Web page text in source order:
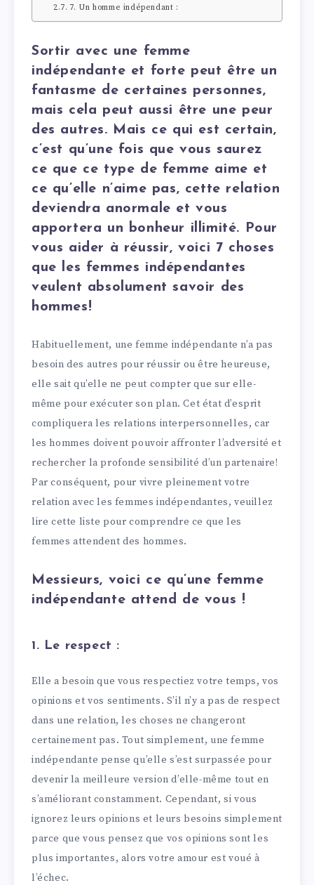
7. Un homme indépendant :
Sortir avec une femme
indépendante et forte peut être un
fantasme de certaines personnes,
mais cela peut aussi être une peur
des autres. Mais ce qui est certain,
c’est qu’une fois que vous saurez
ce que ce type de femme aime et
ce qu’elle n’aime pas, cette relation
deviendra anormale et vous
apportera un bonheur illimité. Pour
vous aider à réussir, voici 7 choses
que les femmes indépendantes
veulent absolument savoir des
hommes!
Habituellement, une femme indépendante n’a pas
besoin des autres pour réussir ou être heureuse,
elle sait qu’elle ne peut compter que sur elle-
même pour exécuter son plan. Cet état d’esprit
compliquera les relations interpersonnelles, car
les hommes doivent pouvoir affronter l’adversité et
rechercher la profonde sensibilité d’un partenaire!
Par conséquent, pour vivre pleinement votre
relation avec les femmes indépendantes, veuillez
lire cette liste pour comprendre ce que les
femmes attendent des hommes.
Messieurs, voici ce qu’une femme
indépendante attend de vous !
1. Le respect :
Elle a besoin que vous respectiez votre temps, vos
opinions et vos sentiments. S’il n’y a pas de respect
dans une relation, les choses ne changeront
certainement pas. Tout simplement, une femme
indépendante pense qu’elle s’est surpassée pour
devenir la meilleure version d’elle-même tout en
s’améliorant constamment. Cependant, si vous
ignorez leurs opinions et leurs besoins simplement
parce que vous pensez que vos opinions sont les
plus importantes, alors votre amour est voué à
l’échec.